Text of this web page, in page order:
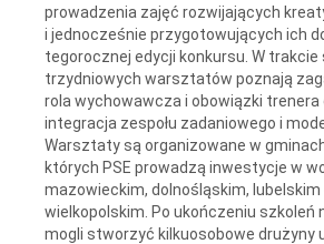
prowadzenia zajęć rozwijających
i jednocześnie przygotowujących ich
tegorocznej edycji konkursu. W trakcie
trzydniowych warsztatów poznają
rola wychowawcza i obowiązki trenera
integracja zespołu zadaniowego i
Warsztaty są organizowane w
których PSE prowadzą inwestycje w
mazowieckim, dolnośląskim, lubelskim
wielkopolskim. Po ukończeniu szkoleń
mogli stworzyć kilkuosobowe drużyny